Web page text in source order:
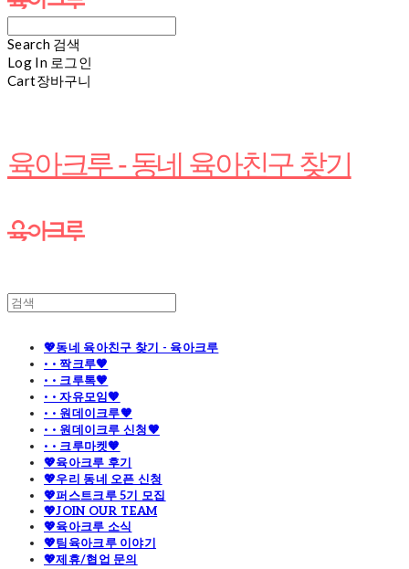
Search 검색
Log In 로그인
Cart장바구니
육아크루 - 동네 육아친구 찾기
💖동네 육아친구 찾기 - 육아크루
· · 짝크루🧡
· · 크루톡🧡
· · 자유모임🧡
· · 원데이크루🧡
· · 원데이크루 신청🧡
· · 크루마켓🧡
💖육아크루 후기
💖우리 동네 오픈 신청
💖퍼스트크루 5기 모집
💖JOIN OUR TEAM
💖육아크루 소식
💖팀육아크루 이야기
💖제휴/협업 문의